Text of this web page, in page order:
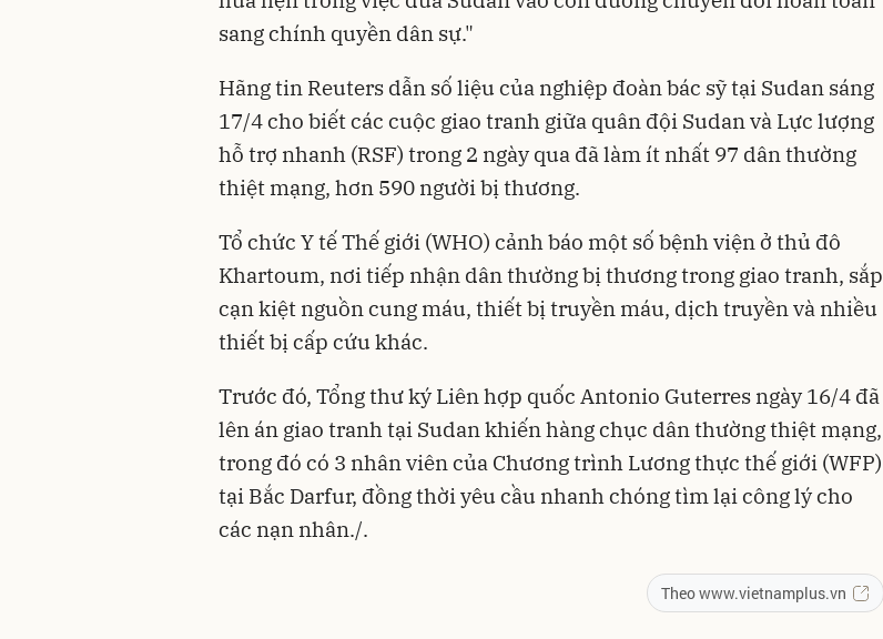
sang chính quyền dân sự."
Hãng tin Reuters dẫn số liệu của nghiệp đoàn bác sỹ tại Sudan sáng
17/4 cho biết các cuộc giao tranh giữa quân đội Sudan và Lực lượng
hỗ trợ nhanh (RSF) trong 2 ngày qua đã làm ít nhất 97 dân thường
thiệt mạng, hơn 590 người bị thương.
Tổ chức Y tế Thế giới (WHO) cảnh báo một số bệnh viện ở thủ đô
Khartoum, nơi tiếp nhận dân thường bị thương trong giao tranh, sắp
cạn kiệt nguồn cung máu, thiết bị truyền máu, dịch truyền và nhiều
thiết bị cấp cứu khác.
Trước đó, Tổng thư ký Liên hợp quốc Antonio Guterres ngày 16/4 đã
lên án giao tranh tại Sudan khiến hàng chục dân thường thiệt mạng,
trong đó có 3 nhân viên của Chương trình Lương thực thế giới (WFP)
tại Bắc Darfur, đồng thời yêu cầu nhanh chóng tìm lại công lý cho
các nạn nhân./.
Theo www.vietnamplus.vn